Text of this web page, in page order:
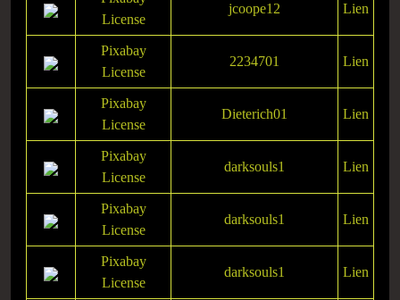
License
jcoope12 Lien
Pixabay
License
2234701 Lien
Pixabay
License
Dieterich01 Lien
Pixabay
License
darksouls1 Lien
Pixabay
License
darksouls1 Lien
Pixabay
License
darksouls1 Lien